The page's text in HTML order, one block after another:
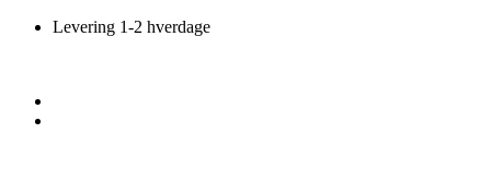
VidereLevering 1-2 hverdage